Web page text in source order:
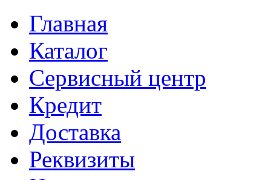
Главная
Каталог
Сервисный центр
Кредит
Доставка
Реквизиты